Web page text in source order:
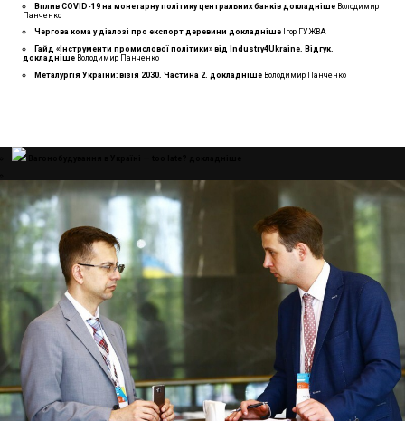
Вплив COVID-19 на монетарну політику центральних банків докладнiше Володимир
Панченко
Чергова кома у діалозі про експорт деревини докладнiше Ігор ГУЖВА
Гайд «Інструменти промислової політики» від Industry4Ukraine. Відгук.
докладнiше Володимир Панченко
Металургія України: візія 2030. Частина 2. докладнiше Володимир Панченко